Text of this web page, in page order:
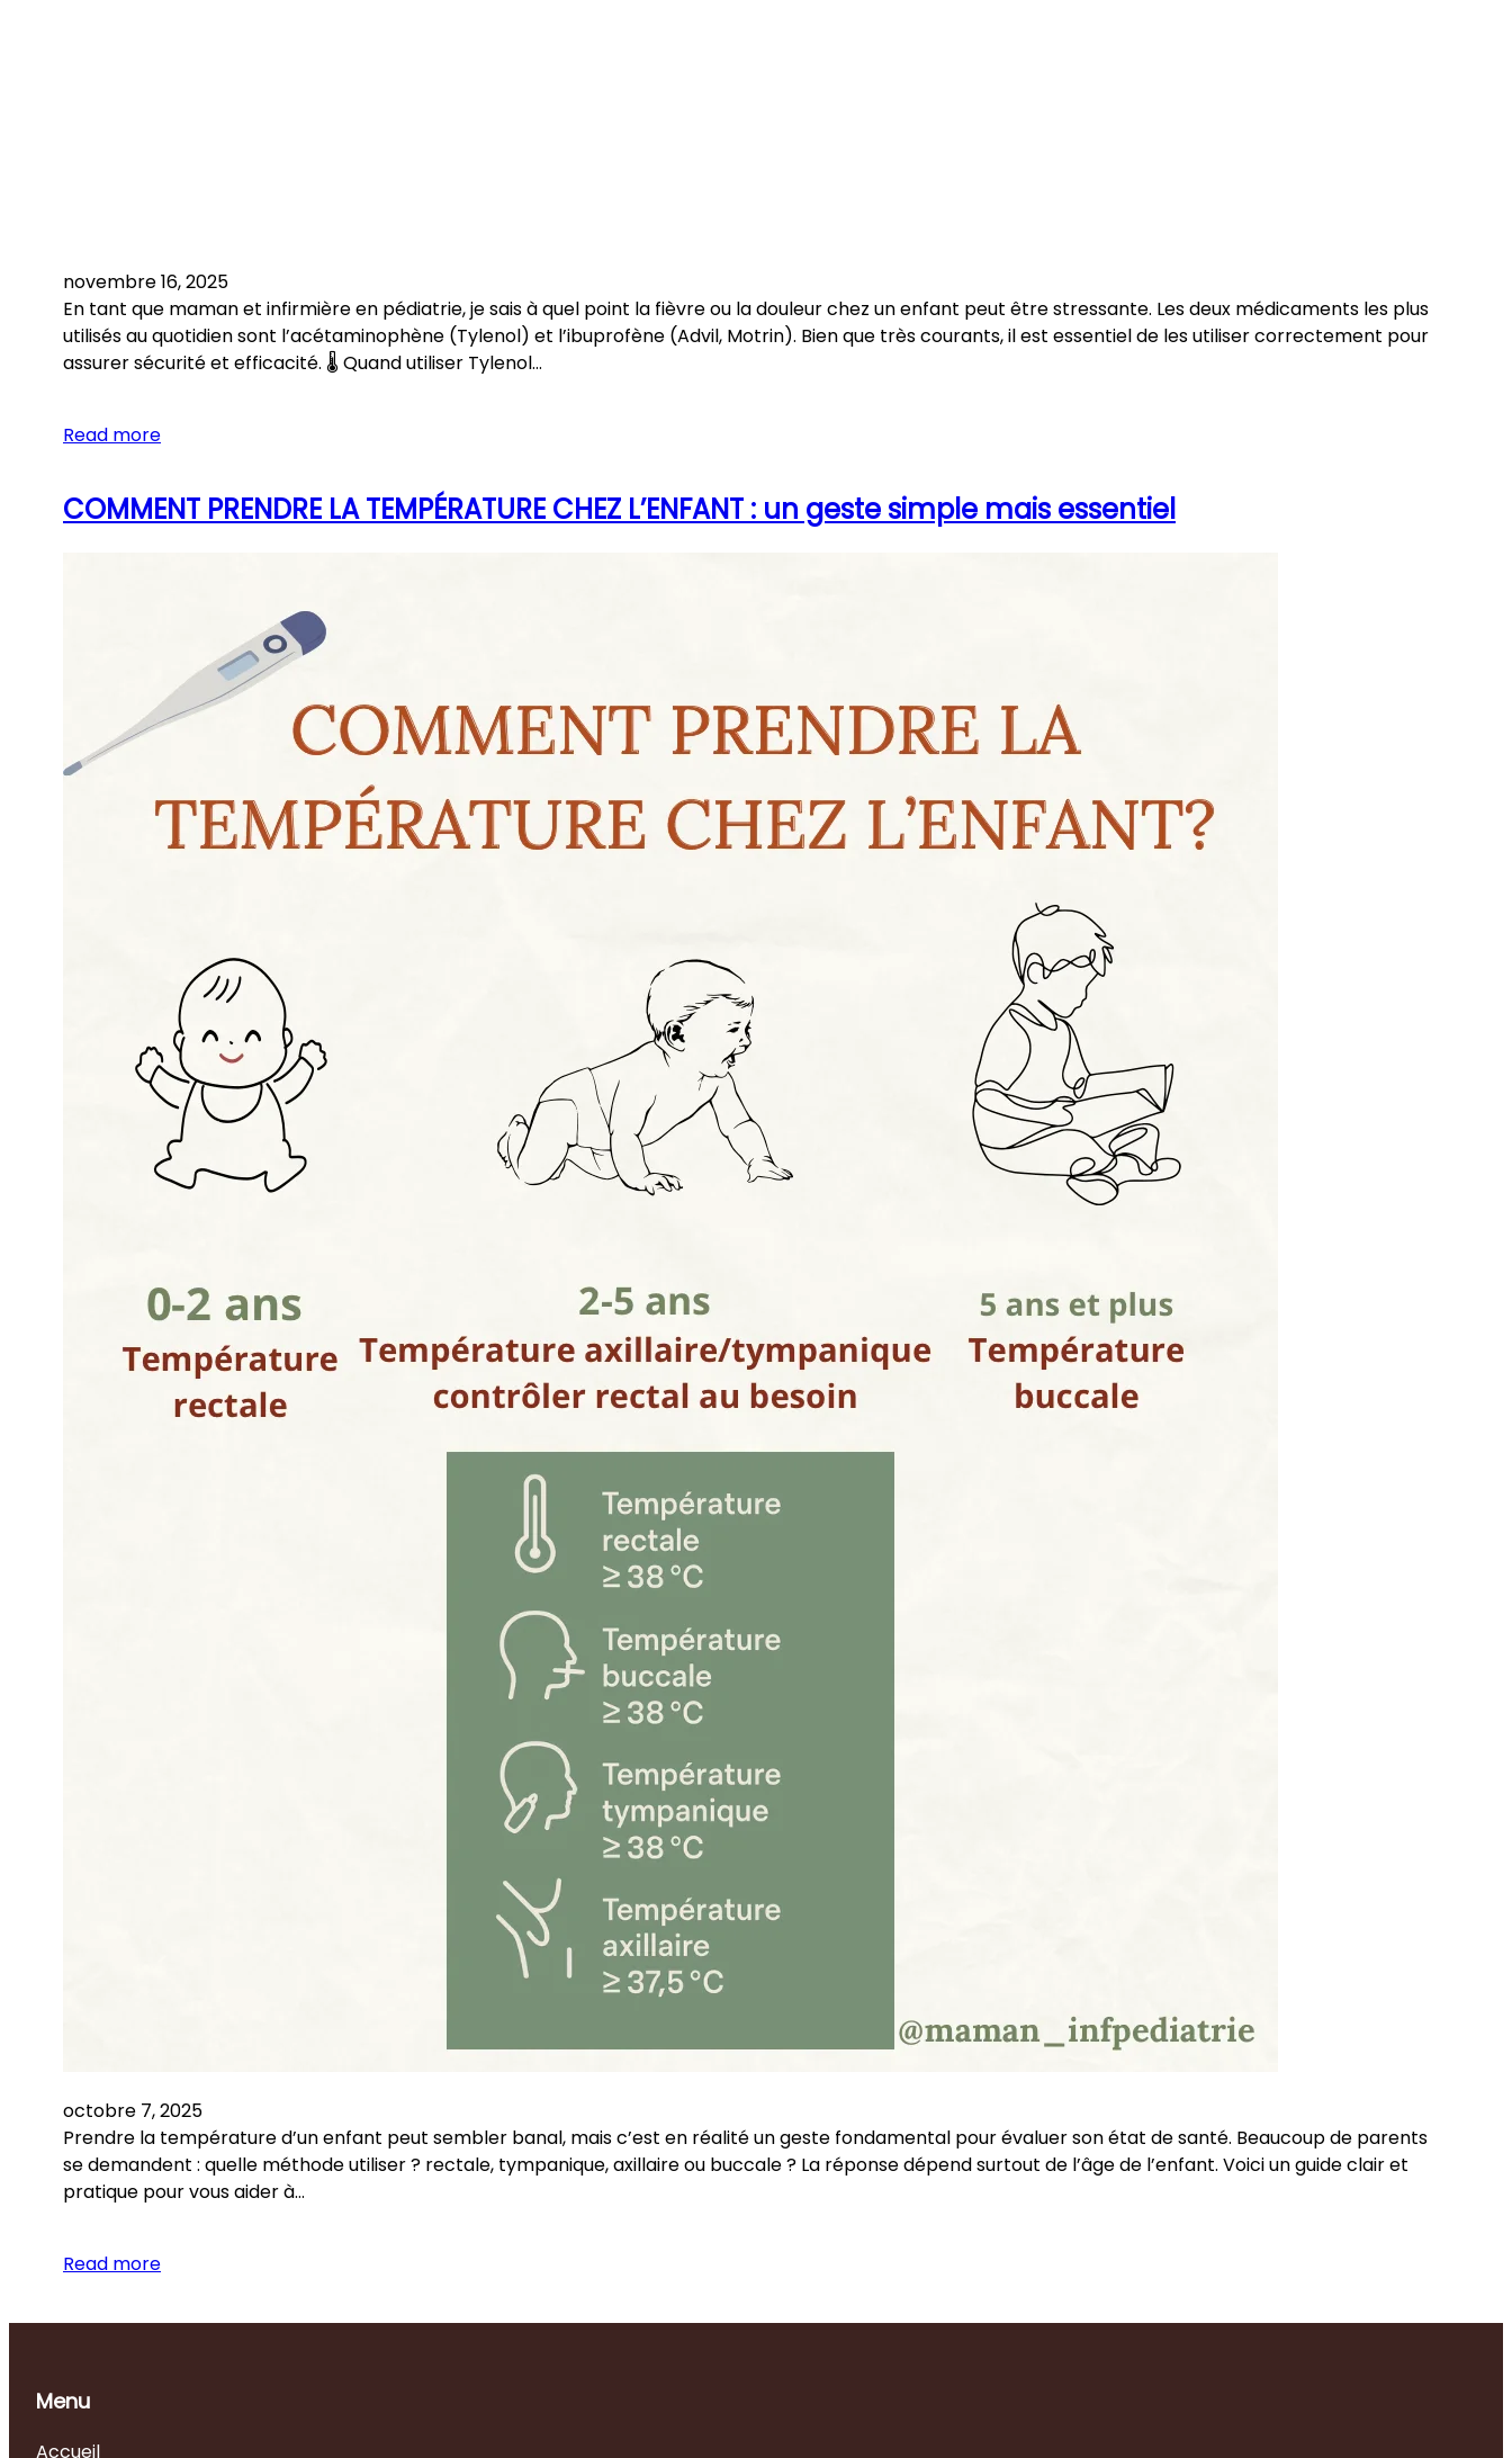
novembre 16, 2025
En tant que maman et infirmière en pédiatrie, je sais à quel point la fièvre ou la douleur chez un enfant peut être stressante. Les deux médicaments les plus
utilisés au quotidien sont l’acétaminophène (Tylenol) et l’ibuprofène (Advil, Motrin). Bien que très courants, il est essentiel de les utiliser correctement pour
assurer sécurité et efficacité. 🌡️ Quand utiliser Tylenol…
Read more
COMMENT PRENDRE LA TEMPÉRATURE CHEZ L’ENFANT : un geste simple mais essentiel
octobre 7, 2025
Prendre la température d’un enfant peut sembler banal, mais c’est en réalité un geste fondamental pour évaluer son état de santé. Beaucoup de parents
se demandent : quelle méthode utiliser ? rectale, tympanique, axillaire ou buccale ? La réponse dépend surtout de l’âge de l’enfant. Voici un guide clair et
pratique pour vous aider à…
Read more
Menu
Accueil